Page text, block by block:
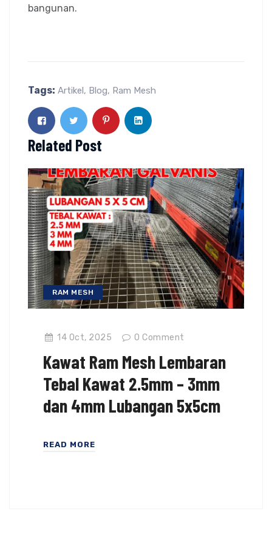
bangunan.
Tags: Artikel, Blog, Ram Mesh
Related Post
RAM MESH
14 Oct, 2025 0 Comment
Kawat Ram Mesh Lembaran
Tebal Kawat 2.5mm – 3mm
dan 4mm Lubangan 5x5cm
READ MORE